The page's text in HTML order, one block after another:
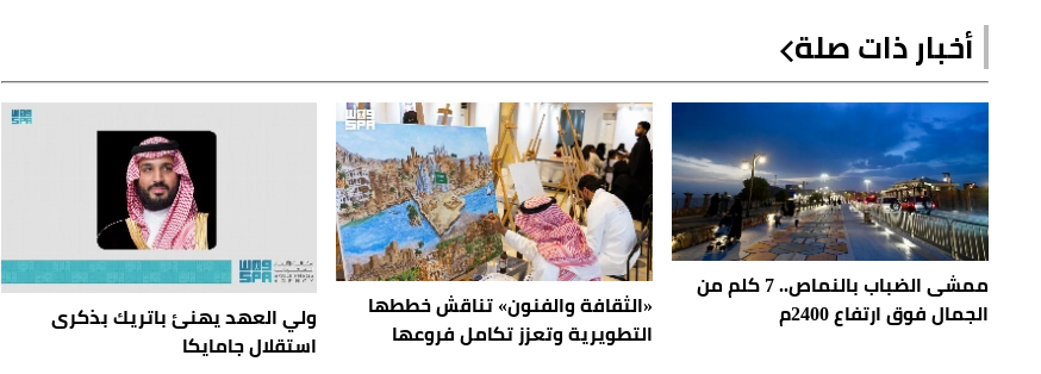
أخبار ذات صلة
ممشى الضباب بالنماص.. 7 كلم من
الجمال فوق ارتفاع 2400م
«الثقافة والفنون» تناقش خططها
التطويرية وتعزز تكامل فروعها
ولي العهد يهنئ باتريك بذكرى
استقلال جامايكا